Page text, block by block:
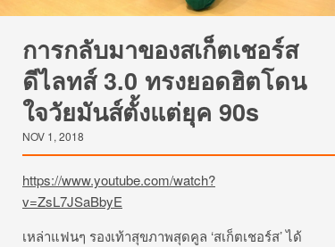
การกลับมาของสเก็ตเชอร์ส
ดีไลทส์ 3.0 ทรงยอดฮิตโดน
ใจวัยมันส์ตั้งแต่ยุค 90s
NOV 1, 2018
https://www.youtube.com/watch?
v=ZsL7JSaBbyE
เหล่าแฟนๆ รองเท้าสุขภาพสุดคูล ‘สเก็ตเชอร์ส’ ได้